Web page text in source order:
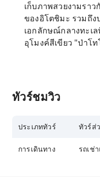
เก็บภาพสวยงามรา
ของอิโตชิมะ รวมถึง
เอกลักษณ์กลางทะเ
อุโมงค์สีเขียว "ป่าโ
ทัวร์ชมวิว
ประเภททัวร์ ทัวร์ส่
การเดินทาง รถเช่